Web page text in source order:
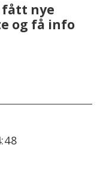
fått nye
og få info